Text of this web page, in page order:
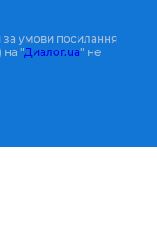
за умови посилання
на "Диалог.ua" не